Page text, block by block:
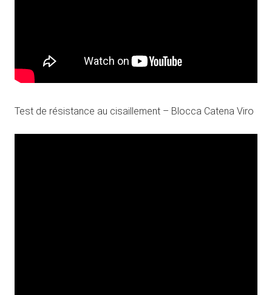
Test de résistance au cisaillement – Blocca Catena Viro